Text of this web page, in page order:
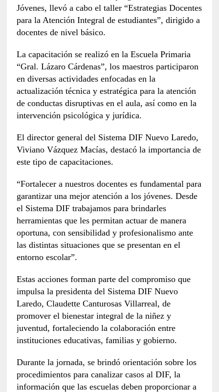
Jóvenes, llevó a cabo el taller “Estrategias Docentes
para la Atención Integral de estudiantes”, dirigido a
docentes de nivel básico.
La capacitación se realizó en la Escuela Primaria
“Gral. Lázaro Cárdenas”, los maestros participaron
en diversas actividades enfocadas en la
actualización técnica y estratégica para la atención
de conductas disruptivas en el aula, así como en la
intervención psicológica y jurídica.
El director general del Sistema DIF Nuevo Laredo,
Viviano Vázquez Macías, destacó la importancia de
este tipo de capacitaciones.
“Fortalecer a nuestros docentes es fundamental para
garantizar una mejor atención a los jóvenes. Desde
el Sistema DIF trabajamos para brindarles
herramientas que les permitan actuar de manera
oportuna, con sensibilidad y profesionalismo ante
las distintas situaciones que se presentan en el
entorno escolar”.
Estas acciones forman parte del compromiso que
impulsa la presidenta del Sistema DIF Nuevo
Laredo, Claudette Canturosas Villarreal, de
promover el bienestar integral de la niñez y
juventud, fortaleciendo la colaboración entre
instituciones educativas, familias y gobierno.
Durante la jornada, se brindó orientación sobre los
procedimientos para canalizar casos al DIF, la
información que las escuelas deben proporcionar a